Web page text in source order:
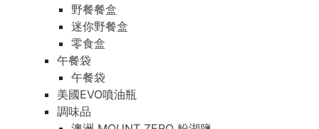
野餐餐盒
迷你野餐盒
零食盒
午餐袋
午餐袋
美國EVO噴油瓶
調味品